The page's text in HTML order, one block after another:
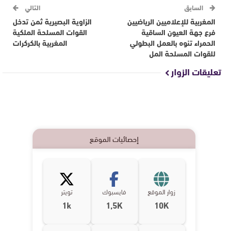
السابق
المغربية للإعلاميين الرياضيين
فرع جهة العيون الساقية
الحمراء تنوه بالعمل البطولي
للقوات المسلحة المل
التالي
الزاوية البصيرية ثمن تدخل
القوات المسلحة الملكية
المغربية بالكركرات
تعليقات الزوار
إحصائيات الموقع
زوار الموقع
10K
فايسبوك
1,5K
تويتر
1k